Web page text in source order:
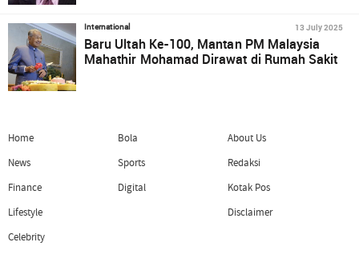
International 13 July 2025
Baru Ultah Ke-100, Mantan PM Malaysia
Mahathir Mohamad Dirawat di Rumah Sakit
Home
News
Finance
Lifestyle
Celebrity
Bola
Sports
Digital
About Us
Redaksi
Kotak Pos
Disclaimer